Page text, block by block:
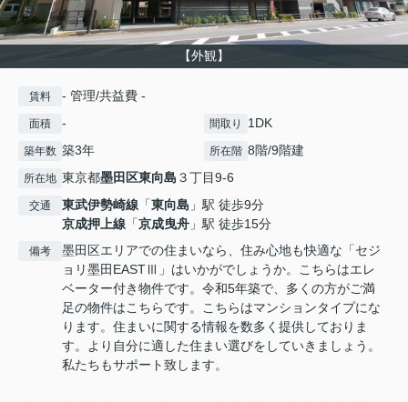
【外観】
賃料 - 管理/共益費 -
面積 - 間取り 1DK
築年数 築3年 所在階 8階/9階建
所在地 東京都墨田区東向島 ３丁目9-6
交通 東武伊勢崎線 「東向島 」駅 徒歩9分
京成押上線 「京成曳舟 」駅 徒歩15分
備考
墨田区エリアでの住まいなら、住み心地も快適な「セジ
ョリ墨田EASTⅢ」はいかがでしょうか。こちらはエレ
ベーター付き物件です。令和5年築で、多くの方がご満
足の物件はこちらです。こちらはマンションタイプにな
ります。住まいに関する情報を数多く提供しておりま
す。より自分に適した住まい選びをしていきましょう。
私たちもサポート致します。